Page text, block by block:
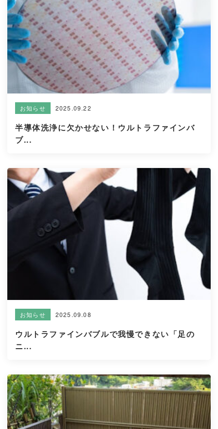
お知らせ 2025.09.22
半導体洗浄に欠かせない！ウルトラファインバ
ブ...
お知らせ 2025.09.08
ウルトラファインバブルで我慢できない「足の
ニ...